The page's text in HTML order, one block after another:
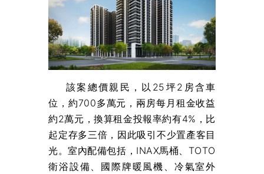
該案總價親民，以25坪2房含車
位，約700多萬元，兩房每月租金收益
約2萬元，換算租金投報率約有4%，比
起定存多三倍，因此吸引不少置產客目
光。室內配備包括，INAX馬桶、TOTO
衛浴設備、國際牌暖風機、冷氣室外